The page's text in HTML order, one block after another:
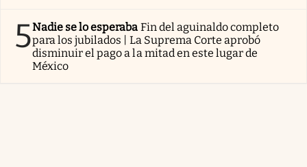
5Nadie se lo esperaba Fin del aguinaldo completo
para los jubilados | La Suprema Corte aprobó
disminuir el pago a la mitad en este lugar de
México